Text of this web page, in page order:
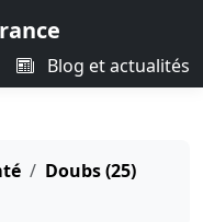
Blog et actualités
Doubs (25)